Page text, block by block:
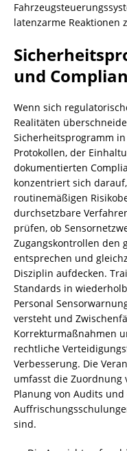
latenzarme Reaktionen
und
Wenn sich
Realitäten
Sicherheitsprogramm
Protokollen, der
dokumentierten
konzentriert sich
routinemäßigen
durchsetzbare
prüfen, ob
Zugangskontrollen den
entsprechen und
Disziplin aufdecken.
Standards in
Personal
versteht und
Korrekturmaßnahmen
rechtliche
Verbesserung. Die
umfasst die Zuordnung
Planung von Audits
sind.